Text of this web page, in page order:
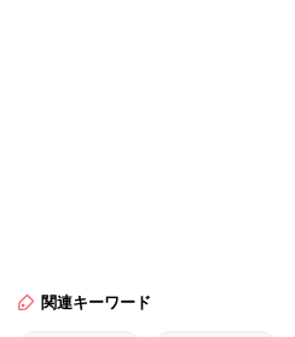
関連キーワード